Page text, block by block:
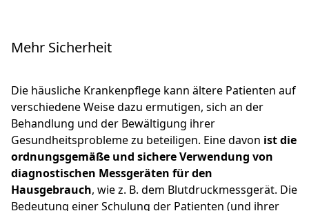
Mehr Sicherheit
Die häusliche Krankenpflege kann ältere Patienten auf
verschiedene Weise dazu ermutigen, sich an der
Behandlung und der Bewältigung ihrer
Gesundheitsprobleme zu beteiligen. Eine davon ist die
ordnungsgemäße und sichere Verwendung von
diagnostischen Messgeräten für den
Hausgebrauch, wie z. B. dem Blutdruckmessgerät. Die
Bedeutung einer Schulung der Patienten (und ihrer